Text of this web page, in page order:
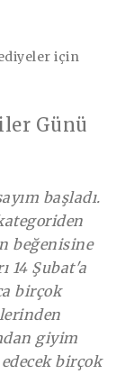
için
Günü
başladı.
beğenisine
14 Şubat'a
birçok
giyim
birçok